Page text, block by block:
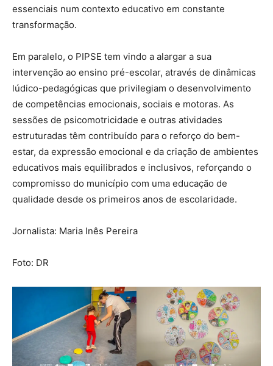
essenciais num contexto educativo em constante
transformação.
Em paralelo, o PIPSE tem vindo a alargar a sua
intervenção ao ensino pré-escolar, através de dinâmicas
lúdico-pedagógicas que privilegiam o desenvolvimento
de competências emocionais, sociais e motoras. As
sessões de psicomotricidade e outras atividades
estruturadas têm contribuído para o reforço do bem-
estar, da expressão emocional e da criação de ambientes
educativos mais equilibrados e inclusivos, reforçando o
compromisso do município com uma educação de
qualidade desde os primeiros anos de escolaridade.
Jornalista: Maria Inês Pereira
Foto: DR